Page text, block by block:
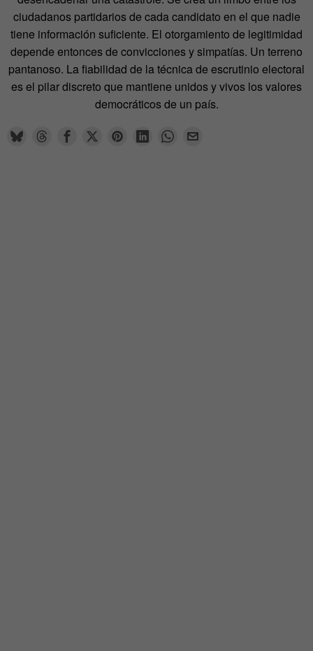
ciudadanos partidarios de cada candidato en el que nadie
tiene información suficiente. El otorgamiento de legitimidad
depende entonces de convicciones y simpatías. Un terreno
pantanoso. La fiabilidad de la técnica de escrutinio electoral
es el pilar discreto que mantiene unidos y vivos los valores
democráticos de un país.